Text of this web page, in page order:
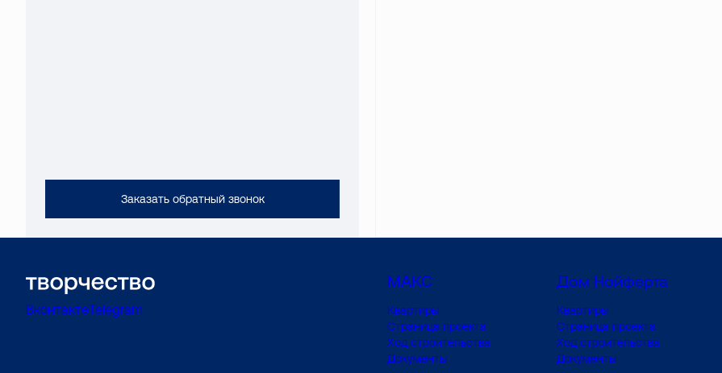
Заказать обратный звонок
ВконтактеTelegram
МАКС
Квартиры
Страница проекта
Ход строительства
Документы
Дом Нойферта
Квартиры
Страница проекта
Ход строительства
Документы